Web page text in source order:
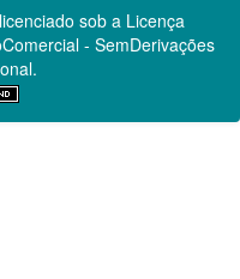
sob a Licença
- SemDerivações